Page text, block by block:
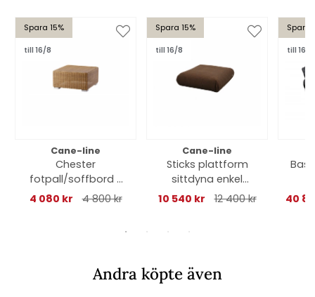
Spara 15%
till 16/8
Cane-line
Chester
fotpall/soffbord -
natural
4 080 kr 4 800 kr
Spara 15%
till 16/8
Cane-line
Sticks plattform
sittdyna enkel
modul - umber
10 540 kr 12 400 kr
Spara
till 16/8
40
Andra köpte även